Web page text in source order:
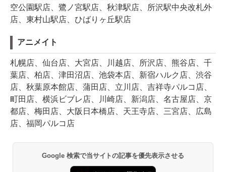
空公園駅店、鷺ノ宮駅店、秋津駅店、所沢駅中央改札外
店、東村山駅店、ひばりヶ丘駅店
アニメイト
札幌店、仙台店、大宮店、川越店、所沢店、熊谷店、千
葉店、柏店、津田沼店、池袋本店、新宿ハルク店、渋谷
店、秋葉原本館店、蒲田店、立川店、吉祥寺パルコ店、
町田店、横浜ビブレ店、川崎店、新潟店、名古屋店、京
都店、梅田店、大阪日本橋店、天王寺店、三宮店、広島
店、福岡パルコ店
Google 検索で当サイトの記事を優先表示させる